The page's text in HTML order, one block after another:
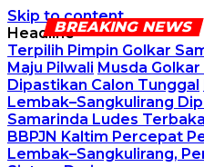
Skip to content
Headline
Terpilih Pimpin Golkar
Maju Pilwali Musda
Dipastikan Calon Tunggal
Lembak–Sangkulirang
Samarinda Ludes
BBPJN Kaltim Percepat
Lembak–Sangkulirang,